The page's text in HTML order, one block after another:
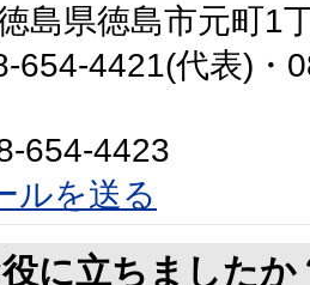
島県徳島市元町1
654-4421(代表)・
654-4423
ルを送る
に立ちましたか